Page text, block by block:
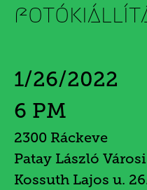
1/26/2022
6 PM
2300 Ráckeve
Patay László
Kossuth Lajos u.